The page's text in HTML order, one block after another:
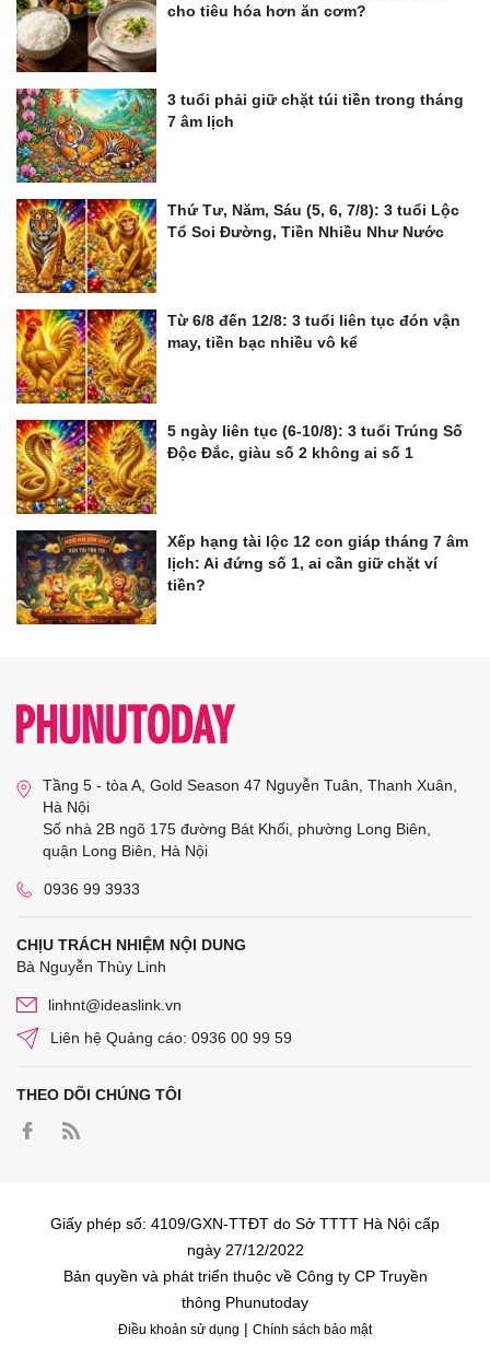
cho tiêu hóa hơn ăn cơm?
3 tuổi phải giữ chặt túi tiền trong tháng
7 âm lịch
Thứ Tư, Năm, Sáu (5, 6, 7/8): 3 tuổi Lộc
Tổ Soi Đường, Tiền Nhiều Như Nước
Từ 6/8 đến 12/8: 3 tuổi liên tục đón vận
may, tiền bạc nhiều vô kể
5 ngày liên tục (6-10/8): 3 tuổi Trúng Số
Độc Đắc, giàu số 2 không ai số 1
Xếp hạng tài lộc 12 con giáp tháng 7 âm
lịch: Ai đứng số 1, ai cần giữ chặt ví
tiền?
Tầng 5 - tòa A, Gold Season 47 Nguyễn Tuân, Thanh Xuân,
Hà Nội
Số nhà 2B ngõ 175 đường Bát Khối, phường Long Biên,
quận Long Biên, Hà Nội
0936 99 3933
CHỊU TRÁCH NHIỆM NỘI DUNG
Bà Nguyễn Thùy Linh
linhnt@ideaslink.vn
Liên hệ Quảng cáo: 0936 00 99 59
THEO DÕI CHÚNG TÔI
Giấy phép số: 4109/GXN-TTĐT do Sở TTTT Hà Nội cấp
ngày 27/12/2022
Bản quyền và phát triển thuộc về Công ty CP Truyền
thông Phunutoday
Điều khoản sử dụng | Chính sách bảo mật